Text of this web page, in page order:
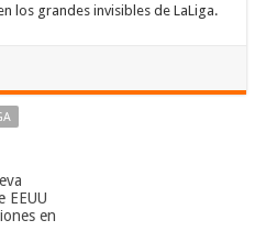
los grandes invisibles de LaLiga.
EEUU
en